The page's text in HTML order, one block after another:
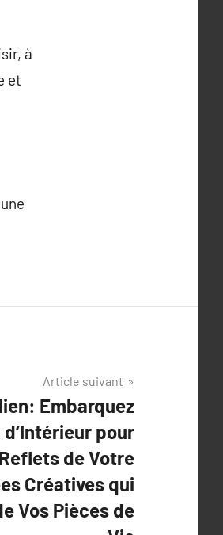
à
et
Article suivant
Embarquez
pour
de Votre
Créatives qui
Vos Pièces de